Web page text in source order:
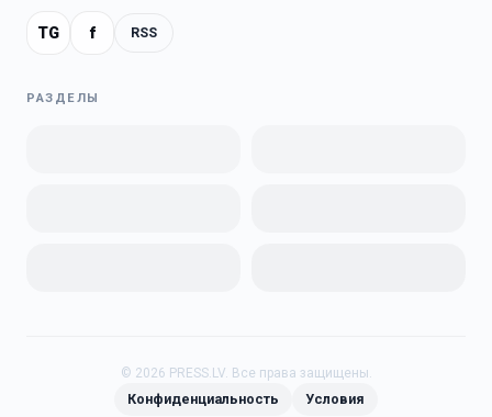
TG f RSS
РАЗДЕЛЫ
© 2026 PRESS.LV. Все права защищены.
Конфиденциальность Условия